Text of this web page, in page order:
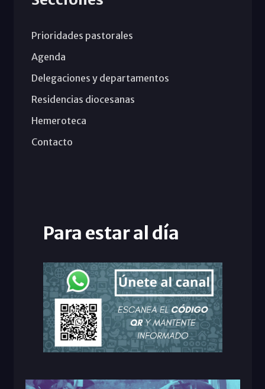
Prioridades pastorales
Agenda
Delegaciones y departamentos
Residencias diocesanas
Hemeroteca
Contacto
Para estar al día